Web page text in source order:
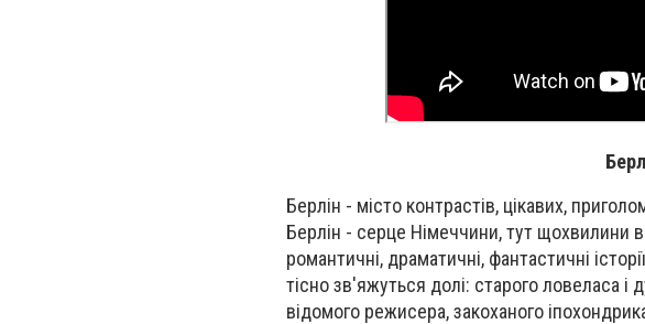
Берлін - місто контрастів, цікавих,
Берлін - серце Німеччини, тут щохвилини
романтичні, драматичні, фантастичні
тісно зв'яжуться долі: старого ловеласа і
відомого режисера, закоханого